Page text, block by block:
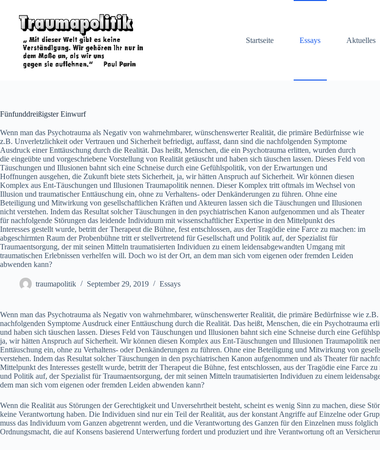
springen
Startseite Essays Aktuelles
Fünfunddreißigster Einwurf
Wenn man das Psychotrauma als Negativ von wahrnehmbarer, wünschenswerter Realität, die primäre Bedürfnisse wie
z.B. Unverletzlichkeit oder Vertrauen und Sicherheit befriedigt, auffasst, dann sind die nachfolgenden Symptome
Ausdruck einer Enttäuschung durch die Realität. Das heißt, Menschen, die ein Psychotrauma erlitten, wurden durch
die eingeübte und vorgeschriebene Vorstellung von Realität getäuscht und haben sich täuschen lassen. Dieses Feld von
Täuschungen und Illusionen bahnt sich eine Schneise durch eine Gefühlspolitik, von der Erwartungen und
Hoffnungen ausgehen, die Zukunft biete stets Sicherheit, ja, wir hätten Anspruch auf Sicherheit. Wir können diesen
Komplex aus Ent-Täuschungen und Illusionen Traumapolitik nennen. Dieser Komplex tritt oftmals im Wechsel von
Illusion und traumatischer Enttäuschung ein, ohne zu Verhaltens- oder Denkänderungen zu führen. Ohne eine
Beteiligung und Mitwirkung von gesellschaftlichen Kräften und Akteuren lassen sich die Täuschungen und Illusionen
nicht verstehen. Indem das Resultat solcher Täuschungen in den psychiatrischen Kanon aufgenommen und als Theater
für nachfolgende Störungen das leidende Individuum mit wissenschaftlicher Expertise in den Mittelpunkt des
Interesses gestellt wurde, betritt der Therapeut die Bühne, fest entschlossen, aus der Tragödie eine Farce zu machen: im
abgeschirmten Raum der Probenbühne tritt er stellvertretend für Gesellschaft und Politik auf, der Spezialist für
Traumaentsorgung, der mit seinen Mitteln traumatisierten Individuen zu einem leidensabgewandten Umgang mit
traumatischen Erlebnissen verhelfen will. Doch wo ist der Ort, an dem man sich vom eigenen oder fremden Leiden
abwenden kann?
traumapolitik September 29, 2019 Essays
Wenn man das Psychotrauma als Negativ von wahrnehmbarer, wünschenswerter Realität, die primäre Bedürfnisse wie
nachfolgenden Symptome Ausdruck einer Enttäuschung durch die Realität. Das heißt, Menschen, die ein Psychotrauma
und haben sich täuschen lassen. Dieses Feld von Täuschungen und Illusionen bahnt sich eine Schneise durch eine
ja, wir hätten Anspruch auf Sicherheit. Wir können diesen Komplex aus Ent-Täuschungen und Illusionen Traumapolitik
Enttäuschung ein, ohne zu Verhaltens- oder Denkänderungen zu führen. Ohne eine Beteiligung und Mitwirkung von
verstehen. Indem das Resultat solcher Täuschungen in den psychiatrischen Kanon aufgenommen und als Theater für
Mittelpunkt des Interesses gestellt wurde, betritt der Therapeut die Bühne, fest entschlossen, aus der Tragödie eine Farce
und Politik auf, der Spezialist für Traumaentsorgung, der mit seinen Mitteln traumatisierten Individuen zu einem
dem man sich vom eigenen oder fremden Leiden abwenden kann?
Wenn die Realität aus Störungen der Gerechtigkeit und Unversehrtheit besteht, scheint es wenig Sinn zu machen, diese
keine Verantwortung haben. Die Individuen sind nur ein Teil der Realität, aus der konstant Angriffe auf Einzelne oder
muss das Individuum vom Ganzen abgetrennt werden, und die Verantwortung des Ganzen für den Einzelnen muss
Ordnungsmacht, die auf Konsens basierend Unterwerfung fordert und produziert und ihre Verantwortung oft an